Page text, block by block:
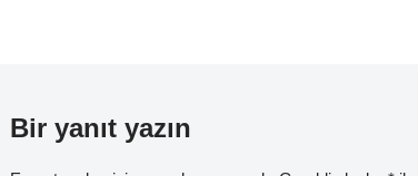
Bir yanıt yazın